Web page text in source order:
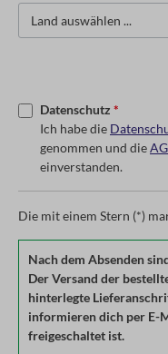
Datenschutz *
Ich habe die
genommen und die
einverstanden.
Die mit einem Stern (*)
Nach dem Absenden
Der Versand der
hinterlegte
informieren dich per E-
freigeschaltet ist.